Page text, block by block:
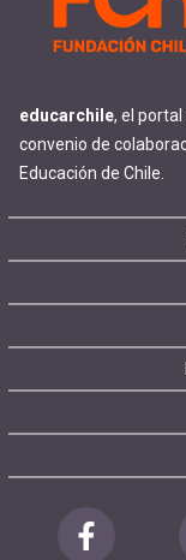
educarchile, el
convenio de
Educación de Chile.
Footer
menu
Redes